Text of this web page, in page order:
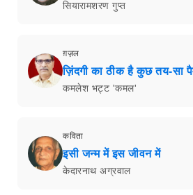
सियारामशरण गुप्त
ग़ज़ल
ज़िंदगी का ठीक है कुछ तय-सा
कमलेश भट्ट 'कमल'
कविता
इसी जन्म में इस जीवन में
केदारनाथ अग्रवाल